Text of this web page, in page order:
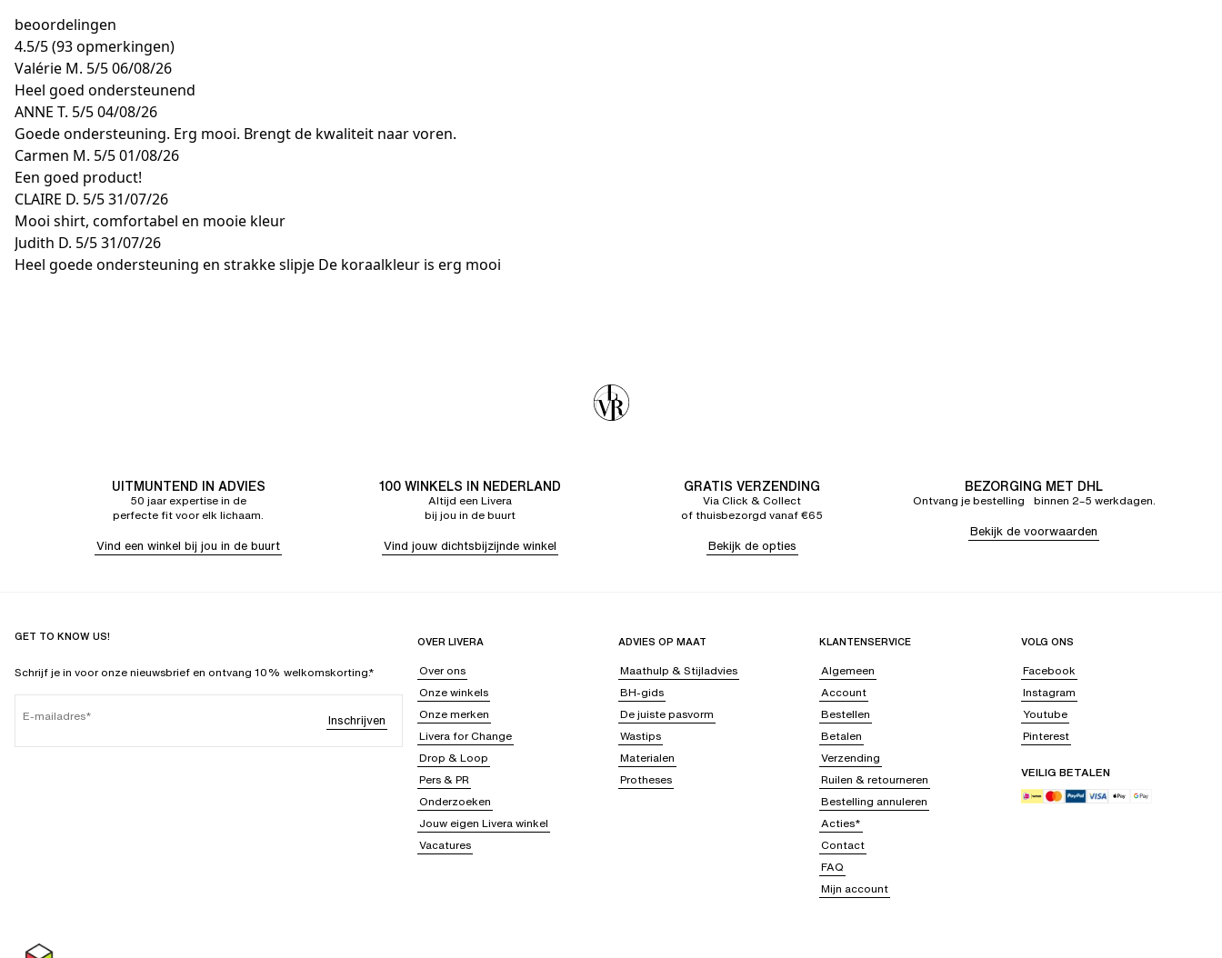
beoordelingen
4.5/5(93 opmerkingen)
Valérie M. 5/506/08/26
Heel goed ondersteunend
ANNE T. 5/504/08/26
Goede ondersteuning. Erg mooi. Brengt de kwaliteit naar voren.
Carmen M. 5/501/08/26
Een goed product!
CLAIRE D. 5/531/07/26
Mooi shirt, comfortabel en mooie kleur
Judith D. 5/531/07/26
Heel goede ondersteuning en strakke slipje De koraalkleur is erg mooi
UITMUNTEND IN ADVIES
50 jaar expertise in de
perfecte fit voor elk lichaam.
Vind een winkel bij jou in de buurt
100 WINKELS IN NEDERLAND
Altijd een Livera
bij jou in de buurt
Vind jouw dichtsbijzijnde winkel
GRATIS VERZENDING
Via Click & Collect
of thuisbezorgd vanaf €65
Bekijk de opties
BEZORGING MET DHL
Ontvang je bestelling binnen 2–5 werkdagen.
Bekijk de voorwaarden
GET TO KNOW US!
Schrijf je in voor onze nieuwsbrief en ontvang 10% welkomskorting.*
E-mailadres Inschrijven
OVER LIVERA
Over ons
Onze winkels
Onze merken
Livera for Change
Drop & Loop
Pers & PR
Onderzoeken
Jouw eigen Livera winkel
Vacatures
ADVIES OP MAAT
Maathulp & Stijladvies
BH-gids
De juiste pasvorm
Wastips
Materialen
Protheses
KLANTENSERVICE
Algemeen
Account
Bestellen
Betalen
Verzending
Ruilen & retourneren
Bestelling annuleren
Acties*
Contact
FAQ
Mijn account
VOLG ONS
Facebook
Instagram
Youtube
Pinterest
VEILIG BETALEN